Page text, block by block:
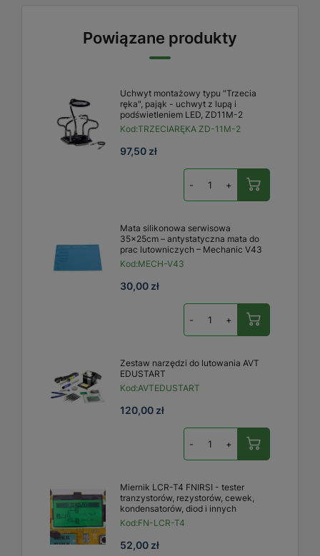
Powiązane produkty
Uchwyt montażowy typu "Trzecia
ręka", pająk - uchwyt z lupą i
podświetleniem LED, ZD11M-2
Kod:TRZECIARĘKA ZD-11M-2
97,50 zł
- +
Mata silikonowa serwisowa
35x25cm – antystatyczna mata do
prac lutowniczych – Mechanic V43
Kod:MECH-V43
30,00 zł
- +
Zestaw narzędzi do lutowania AVT
EDUSTART
Kod:AVTEDUSTART
120,00 zł
- +
Miernik LCR-T4 FNIRSI - tester
tranzystorów, rezystorów, cewek,
kondensatorów, diod i innych
Kod:FN-LCR-T4
52,00 zł